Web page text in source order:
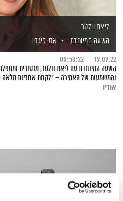
ליאת וולטר
השעה המיוחדת
אסי זיגדון
19.09.22
00:53:22
השעה המיוחדת עם ליאת וולטר, מנטורית
והמשמעות של האמירה – "לקחת אחריות מלאה
אודיו